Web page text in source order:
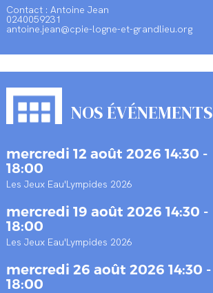
Contact : Antoine Jean
0240059231
antoine.jean@cpie-logne-et-grandlieu.org
NOS ÉVÉNEMENTS
mercredi 12 août 2026 14:30 -
18:00
Les Jeux Eau'Lympides 2026
mercredi 19 août 2026 14:30 -
18:00
Les Jeux Eau'Lympides 2026
mercredi 26 août 2026 14:30 -
18:00